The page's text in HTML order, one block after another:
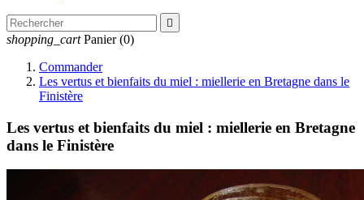

shopping_cart Panier (0)
Commander
Les vertus et bienfaits du miel : miellerie en Bretagne dans le
Finistère
Les vertus et bienfaits du miel : miellerie en Bretagne
dans le Finistère